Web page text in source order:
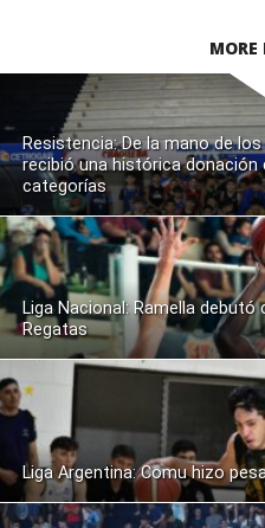
Resistencia: De la mano de
recibió una histórica
categorías
Liga Nacional: Ramella
Regatas
Liga Argentina: Comu hizo